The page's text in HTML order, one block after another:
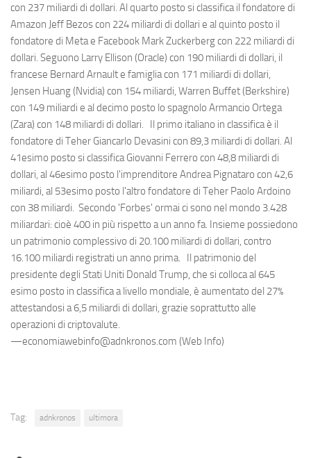
con 237 miliardi di dollari. Al quarto posto si classifica il fondatore di
Amazon Jeff Bezos con 224 miliardi di dollari e al quinto posto il
fondatore di Meta e Facebook Mark Zuckerberg con 222 miliardi di
dollari. Seguono Larry Ellison (Oracle) con 190 miliardi di dollari, il
francese Bernard Arnault e famiglia con 171 miliardi di dollari,
Jensen Huang (Nvidia) con 154 miliardi, Warren Buffet (Berkshire)
con 149 miliardi e al decimo posto lo spagnolo Armancio Ortega
(Zara) con 148 miliardi di dollari. Il primo italiano in classifica è il
fondatore di Teher Giancarlo Devasini con 89,3 miliardi di dollari. Al
41esimo posto si classifica Giovanni Ferrero con 48,8 miliardi di
dollari, al 46esimo posto l'imprenditore Andrea Pignataro con 42,6
miliardi, al 53esimo posto l'altro fondatore di Teher Paolo Ardoino
con 38 miliardi. Secondo 'Forbes' ormai ci sono nel mondo 3.428
miliardari: cioè 400 in più rispetto a un anno fa. Insieme possiedono
un patrimonio complessivo di 20.100 miliardi di dollari, contro
16.100 miliardi registrati un anno prima. Il patrimonio del
presidente degli Stati Uniti Donald Trump, che si colloca al 645
esimo posto in classifica a livello mondiale, è aumentato del 27%
attestandosi a 6,5 miliardi di dollari, grazie soprattutto alle
operazioni di criptovalute.
—economiawebinfo@adnkronos.com (Web Info)
Tag: adnkronos ultimora